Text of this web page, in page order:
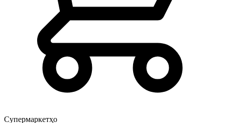
Супермаркетҳо